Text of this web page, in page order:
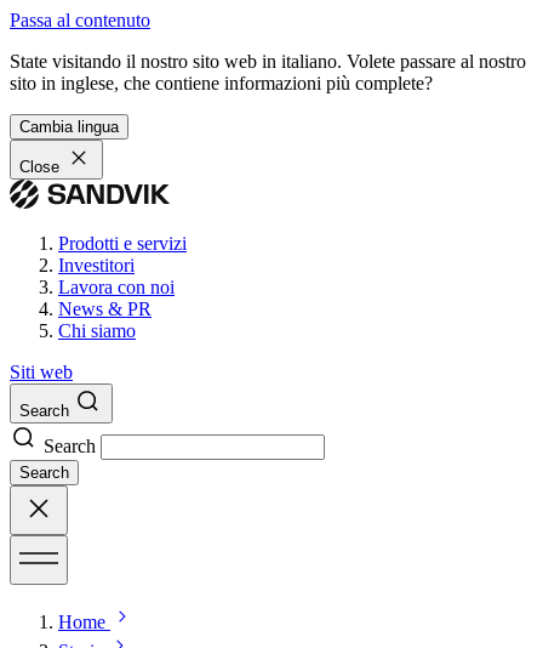
Passa al contenuto
State visitando il nostro sito web in italiano. Volete passare al nostro
sito in inglese, che contiene informazioni più complete?
Cambia lingua
Close
Prodotti e servizi
Investitori
Lavora con noi
News & PR
Chi siamo
Siti web
Search
Search
Search
Home